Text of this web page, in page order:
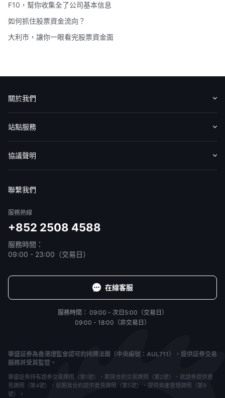
F10，幫你收集全了公司基本信息
如何抓住股票資金流向？
大利市，讓你一眼看完股票資金面
關於我們
認識華盛
媒體報導
意見反饋
站點服務
收費標準
交易工具
幫助中心
協議聲明
聯繫我們
服務熱線
+852 2508 4588
服務時間：
09:00 - 23:00（交易日）
在線客服
服務時間： 09:00 - 次日5:00（交易日）
09:00 - 18:00（非交易日）
華盛証券為香港證監會認可的持牌法團（中央編號：AUL711），提供証券交易
服務并受其監管。
華盛証券持有證券交易牌照（第1號）、期貨合約交易牌照（第2號）、就證券提供意
見牌照（第4號）、就期貨合約提供意見牌照（第5號）、提供資產管理牌照（第9
號）。